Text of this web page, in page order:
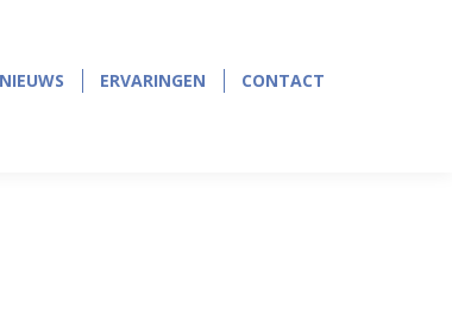
in
in
NIEUWS ERVARINGEN CONTACT
NIEUWS ERVARINGEN CONTACT